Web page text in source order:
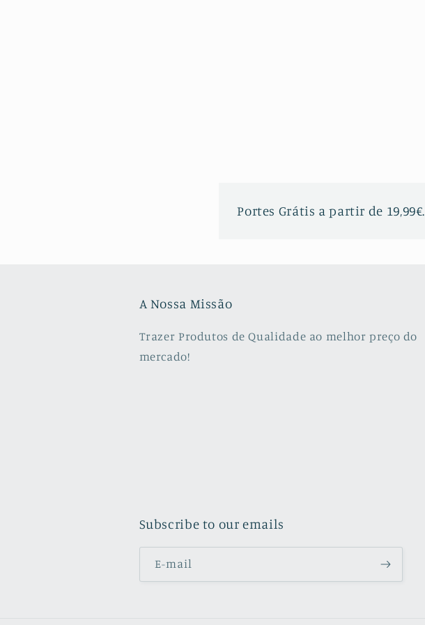
Portes Grátis a partir de 19,99€.
A Nossa Missão
Trazer Produtos de Qualidade ao melhor preço do
mercado!
Subscribe to our emails
E-mail